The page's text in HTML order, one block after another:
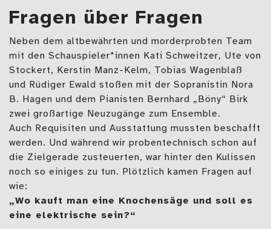
Fragen über Fragen
Neben dem altbewährten und morderprobten Team
mit den Schauspieler*innen Kati Schweitzer, Ute von
Stockert, Kerstin Manz-Kelm, Tobias Wagenblaß
und Rüdiger Ewald stoßen mit der Sopranistin Nora
B. Hagen und dem Pianisten Bernhard „Böny“ Birk
zwei großartige Neuzugänge zum Ensemble.
Auch Requisiten und Ausstattung mussten beschafft
werden. Und während wir probentechnisch schon auf
die Zielgerade zusteuerten, war hinter den Kulissen
noch so einiges zu tun. Plötzlich kamen Fragen auf
wie:
„Wo kauft man eine Knochensäge und soll es
eine elektrische sein?“